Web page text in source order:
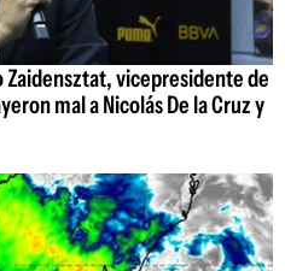
Zaidensztat, vicepresidente de
mal a Nicolás De la Cruz y